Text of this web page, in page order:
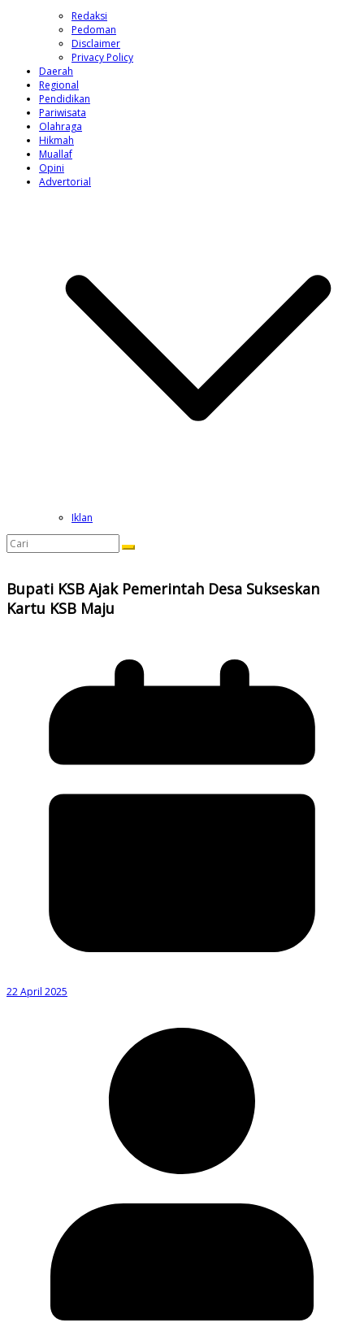
Redaksi
Pedoman
Disclaimer
Privacy Policy
Daerah
Regional
Pendidikan
Pariwisata
Olahraga
Hikmah
Muallaf
Opini
Advertorial
Iklan
Bupati KSB Ajak Pemerintah Desa Sukseskan
Kartu KSB Maju
22 April 2025